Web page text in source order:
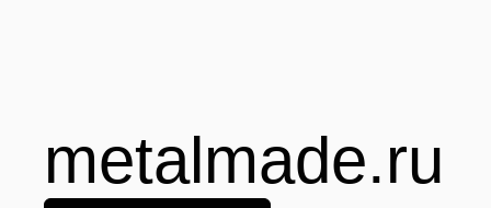
metalmade.ru